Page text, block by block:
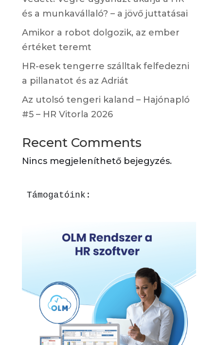
és a munkavállaló? – a jövő juttatásai
Amikor a robot dolgozik, az ember
értéket teremt
HR-esek tengerre szálltak felfedezni
a pillanatot és az Adriát
Az utolsó tengeri kaland – Hajónapló
#5 – HR Vitorla 2026
Recent Comments
Nincs megjeleníthető bejegyzés.
Támogatóink: